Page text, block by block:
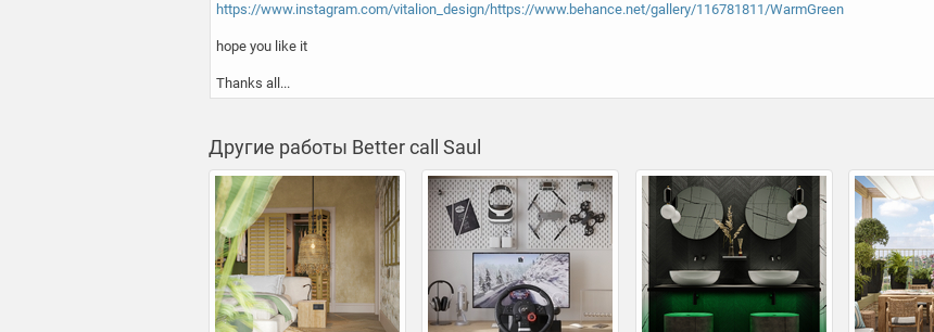
https://www.instagram.com/vitalion_design/https://www.behance.net/gallery/116781811/WarmGreen
hope you like it
Thanks all...
Другие работы Better call Saul